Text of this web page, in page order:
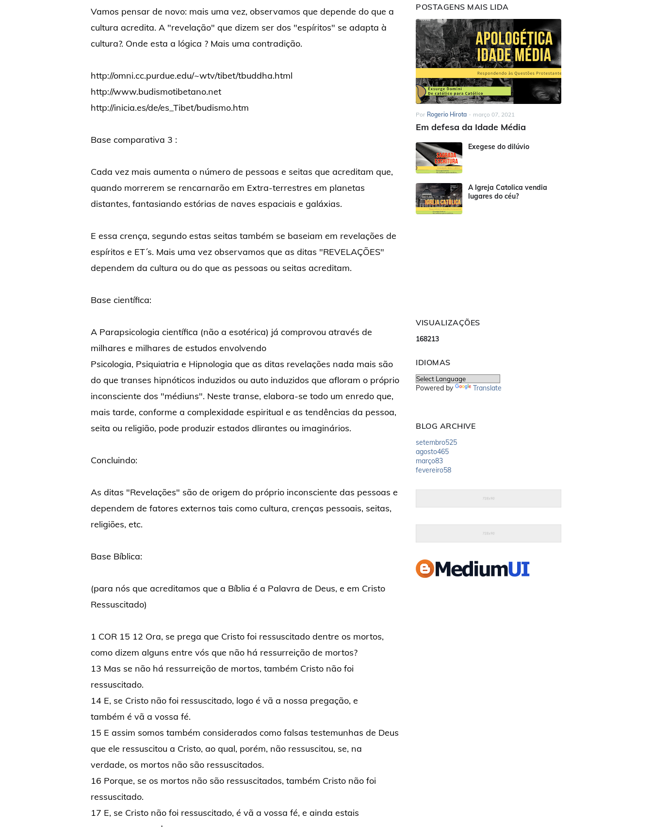
Vamos pensar de novo: mais uma vez, observamos que depende do que a
cultura acredita. A "revelação" que dizem ser dos "espíritos" se adapta à
cultura?. Onde esta a lógica ? Mais uma contradição.
http://omni.cc.purdue.edu/~wtv/tibet/tbuddha.html
http://www.budismotibetano.net
http://inicia.es/de/es_Tibet/budismo.htm
Base comparativa 3 :
Cada vez mais aumenta o número de pessoas e seitas que acreditam que,
quando morrerem se rencarnarão em Extra-terrestres em planetas
distantes, fantasiando estórias de naves espaciais e galáxias.
E essa crença, segundo estas seitas também se baseiam em revelações de
espíritos e ET´s. Mais uma vez observamos que as ditas "REVELAÇÕES"
dependem da cultura ou do que as pessoas ou seitas acreditam.
Base científica:
A Parapsicologia científica (não a esotérica) já comprovou através de
milhares e milhares de estudos envolvendo
Psicologia, Psiquiatria e Hipnologia que as ditas revelações nada mais são
do que transes hipnóticos induzidos ou auto induzidos que afloram o próprio
inconsciente dos "médiuns". Neste transe, elabora-se todo um enredo que,
mais tarde, conforme a complexidade espiritual e as tendências da pessoa,
seita ou religião, pode produzir estados dlirantes ou imaginários.
Concluindo:
As ditas "Revelações" são de origem do próprio inconsciente das pessoas e
dependem de fatores externos tais como cultura, crenças pessoais, seitas,
religiões, etc.
Base Bíblica:
(para nós que acreditamos que a Bíblia é a Palavra de Deus, e em Cristo
Ressuscitado)
1 COR 15 12 Ora, se prega que Cristo foi ressuscitado dentre os mortos,
como dizem alguns entre vós que não há ressurreição de mortos?
13 Mas se não há ressurreição de mortos, também Cristo não foi
ressuscitado.
14 E, se Cristo não foi ressuscitado, logo é vã a nossa pregação, e
também é vã a vossa fé.
15 E assim somos também considerados como falsas testemunhas de Deus
que ele ressuscitou a Cristo, ao qual, porém, não ressuscitou, se, na
verdade, os mortos não são ressuscitados.
16 Porque, se os mortos não são ressuscitados, também Cristo não foi
ressuscitado.
17 E, se Cristo não foi ressuscitado, é vã a vossa fé, e ainda estais
POSTAGENS MAIS LIDA
Por Rogerio Hirota - março 07, 2021
Em defesa da Idade Média
Exegese do dilúvio
A Igreja Catolica vendia
lugares do céu?
VISUALIZAÇÕES
168213
IDIOMAS
Powered by Translate
BLOG ARCHIVE
setembro525
agosto465
março83
fevereiro58